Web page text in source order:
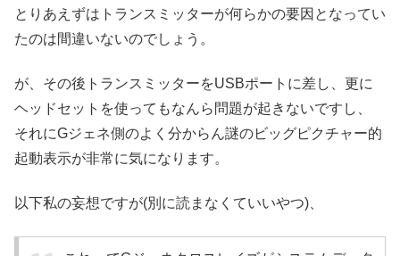
とりあえずはトランスミッターが何らかの要因となってい
たのは間違いないのでしょう。
が、その後トランスミッターをUSBポートに差し、更に
ヘッドセットを使ってもなんら問題が起きないですし、
それにGジェネ側のよく分からん謎のビッグピクチャー的
起動表示が非常に気になります。
以下私の妄想ですが(別に読まなくていいやつ)、